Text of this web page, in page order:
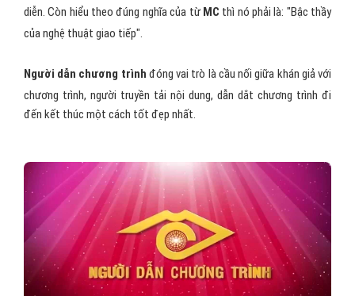
diễn. Còn hiểu theo đúng nghĩa của từ MC thì nó phải là: "Bậc thầy
của nghệ thuật giao tiếp".
Người dẫn chương trình đóng vai trò là cầu nối giữa khán giả với
chương trình, người truyền tải nội dung, dẫn dắt chương trình đi
đến kết thúc một cách tốt đẹp nhất.